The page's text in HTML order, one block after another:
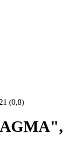
(0,8)